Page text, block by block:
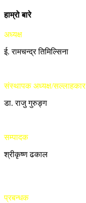
हाम्रो बारे
अध्यक्ष
ई. रामचन्द्र तिमिल्सिना
संस्थापक अध्यक्ष/सल्लाहकार
डा. राजु गुरुङ्ग
सम्पादक
श्रीकृष्ण ढकाल
प्रबन्धक